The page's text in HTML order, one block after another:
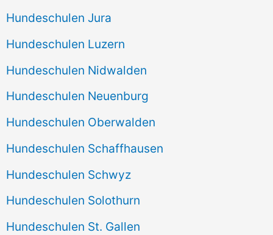
Hundeschulen Jura
Hundeschulen Luzern
Hundeschulen Nidwalden
Hundeschulen Neuenburg
Hundeschulen Oberwalden
Hundeschulen Schaffhausen
Hundeschulen Schwyz
Hundeschulen Solothurn
Hundeschulen St. Gallen